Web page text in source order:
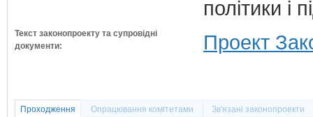
політики і
Текст законопроекту та супровідні
документи:
Проект
Проходження Опрацювання комітетами Зв'язані законопроекти